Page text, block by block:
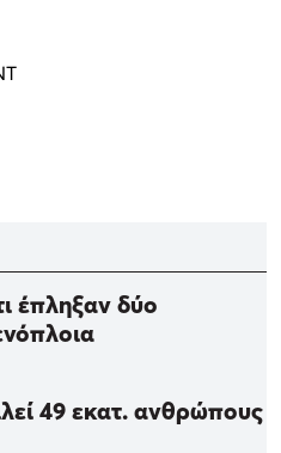
έπληξαν δύο
49 εκατ. ανθρώπους